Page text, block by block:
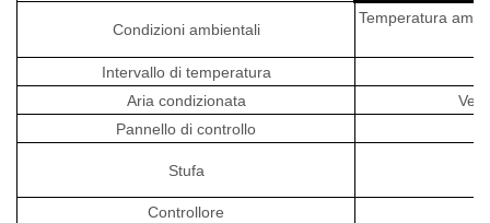
Condizioni ambientali
Temperatura
Intervallo di temperatura
Aria condizionata
Pannello di controllo
Stufa
Controllore